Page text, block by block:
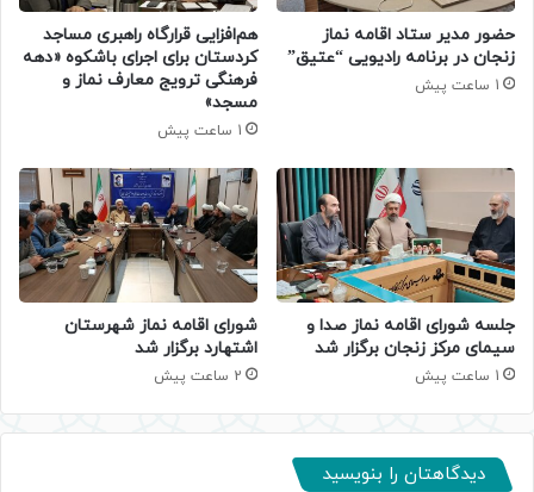
حضور مدیر ستاد اقامه نماز
زنجان در برنامه رادیویی “عتیق”
1 ساعت پیش
هم‌افزایی قرارگاه راهبری مساجد
کردستان برای اجرای باشکوه «دهه
فرهنگی ترویج معارف نماز و
مسجد»
1 ساعت پیش
جلسه شورای اقامه نماز صدا و
سیمای مرکز زنجان برگزار شد
1 ساعت پیش
شورای اقامه نماز شهرستان
اشتهارد برگزار شد
2 ساعت پیش
دیدگاهتان را بنویسید